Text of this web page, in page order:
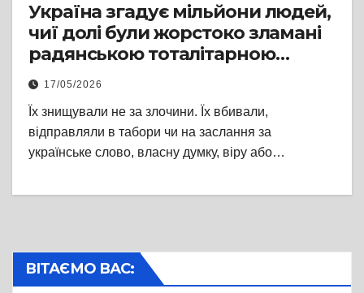
Україна згадує мільйони людей,
чиї долі були жорстоко зламані
радянською тоталітарною
машиною
17/05/2026
Їх знищували не за злочини. Їх вбивали,
відправляли в табори чи на заслання за
українське слово, власну думку, віру або…
ВІТАЄМО ВАС: